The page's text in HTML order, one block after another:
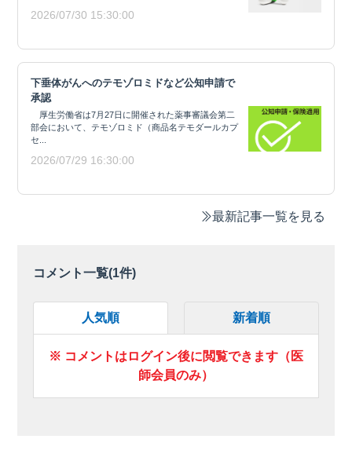
2026/07/30 15:30:00
下垂体がんへのテモゾロミドなど公知申請で
承認
厚生労働省は7月27日に開催された薬事審議会第二
部会において、テモゾロミド（商品名テモダールカプ
セ...
2026/07/29 16:30:00
最新記事一覧を見る
コメント一覧(1件)
人気順 新着順
※ コメントはログイン後に閲覧できます（医
師会員のみ）